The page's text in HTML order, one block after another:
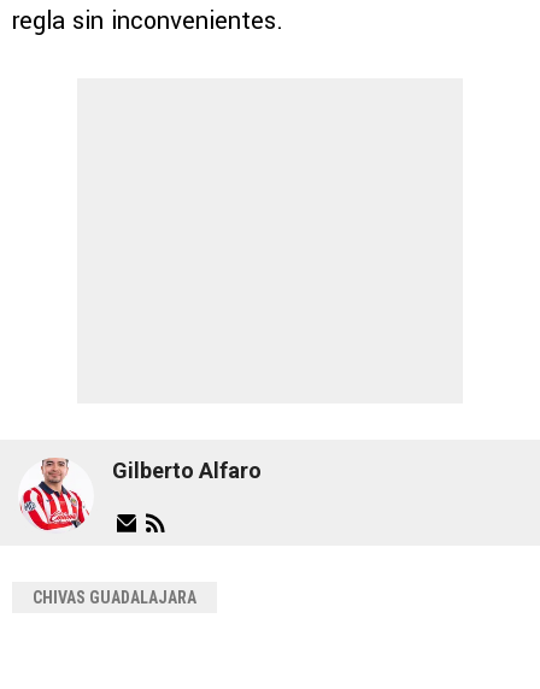
regla sin inconvenientes.
Gilberto Alfaro
CHIVAS GUADALAJARA